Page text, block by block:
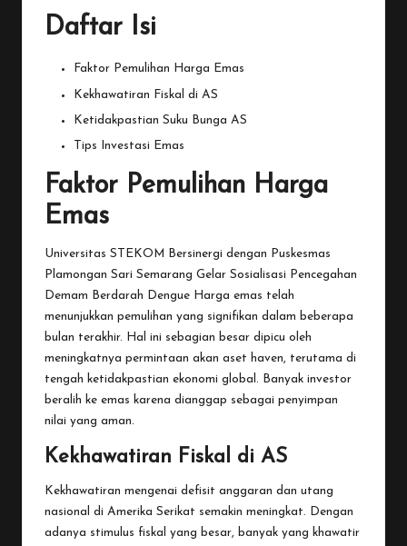
Daftar Isi
Faktor Pemulihan Harga Emas
Kekhawatiran Fiskal di AS
Ketidakpastian Suku Bunga AS
Tips Investasi Emas
Faktor Pemulihan Harga
Emas
Universitas STEKOM Bersinergi dengan Puskesmas
Plamongan Sari Semarang Gelar Sosialisasi Pencegahan
Demam Berdarah Dengue Harga emas telah
menunjukkan pemulihan yang signifikan dalam beberapa
bulan terakhir. Hal ini sebagian besar dipicu oleh
meningkatnya permintaan akan aset haven, terutama di
tengah ketidakpastian ekonomi global. Banyak investor
beralih ke emas karena dianggap sebagai penyimpan
nilai yang aman.
Kekhawatiran Fiskal di AS
Kekhawatiran mengenai defisit anggaran dan utang
nasional di Amerika Serikat semakin meningkat. Dengan
adanya stimulus fiskal yang besar, banyak yang khawatir